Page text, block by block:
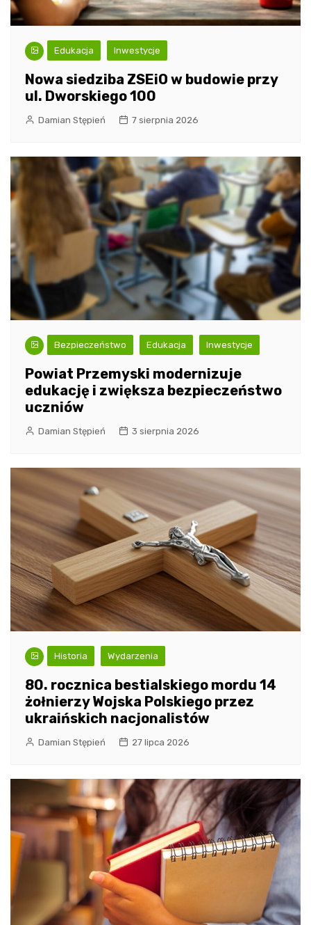
Edukacja Inwestycje
Nowa siedziba ZSEiO w budowie przy
ul. Dworskiego 100
Damian Stępień 7 sierpnia 2026
Bezpieczeństwo Edukacja Inwestycje
Powiat Przemyski modernizuje
edukację i zwiększa bezpieczeństwo
uczniów
Damian Stępień 3 sierpnia 2026
Historia Wydarzenia
80. rocznica bestialskiego mordu 14
żołnierzy Wojska Polskiego przez
ukraińskich nacjonalistów
Damian Stępień 27 lipca 2026